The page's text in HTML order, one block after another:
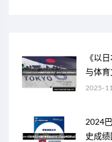
《以
与体育
2025-
2024
史成